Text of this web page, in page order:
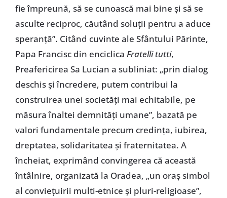
fie împreună, să se cunoască mai bine și să se
asculte reciproc, căutând soluții pentru a aduce
speranță”. Citând cuvinte ale Sfântului Părinte,
Papa Francisc din enciclica Fratelli tutti,
Preafericirea Sa Lucian a subliniat: „prin dialog
deschis și încredere, putem contribui la
construirea unei societăți mai echitabile, pe
măsura înaltei demnități umane”, bazată pe
valori fundamentale precum credința, iubirea,
dreptatea, solidaritatea și fraternitatea. A
încheiat, exprimând convingerea că această
întâlnire, organizată la Oradea, „un oraș simbol
al conviețuirii multi-etnice și pluri-religioase”,